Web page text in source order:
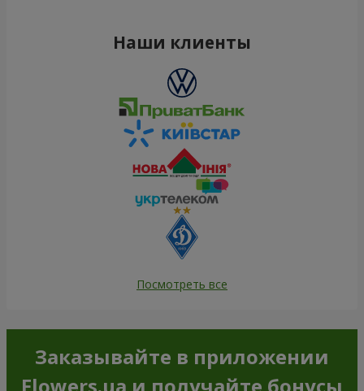
Наши клиенты
Посмотреть все
Заказывайте в приложении
Flowers.ua и получайте бонусы